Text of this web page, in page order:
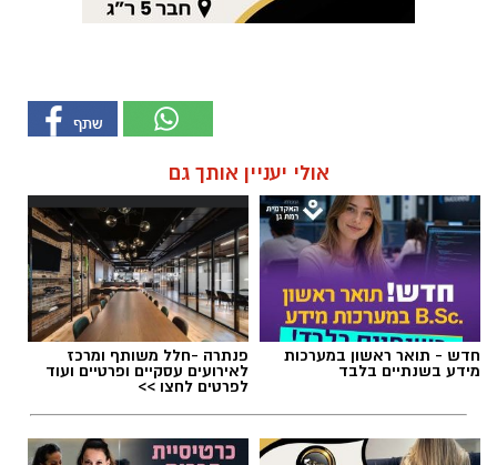
חדש - תואר ראשון במערכות
מידע בשנתיים בלבד
פנתרה -חלל משותף ומרכז
לאירועים עסקיים ופרטיים ועוד
לפרטים לחצו >>